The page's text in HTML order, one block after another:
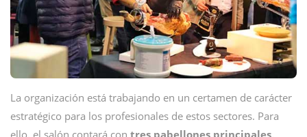
La organización está trabajando en un certamen de carácter
estratégico para los profesionales de estos sectores. Para
ello, el salón contará con tres pabellones principales,